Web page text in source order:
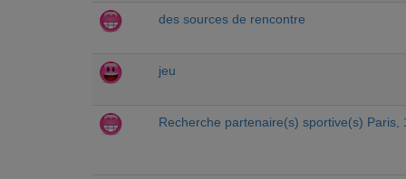
des sources de rencontre
jeu
Recherche partenaire(s) sportive(s) Paris,